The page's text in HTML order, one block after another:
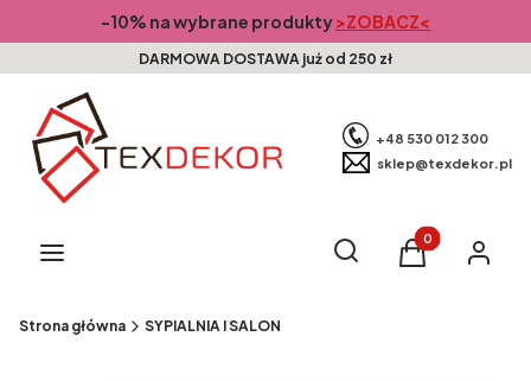
-10% na wybrane produkty>ZOBACZ<
DARMOWA DOSTAWA już od 250 zł
+48 530 012 300
sklep@texdekor.pl
Menu Otwórz wyszukiwarkę
Szukaj Produkty w
Koszyk Zaloguj
Strona główna SYPIALNIA I SALON